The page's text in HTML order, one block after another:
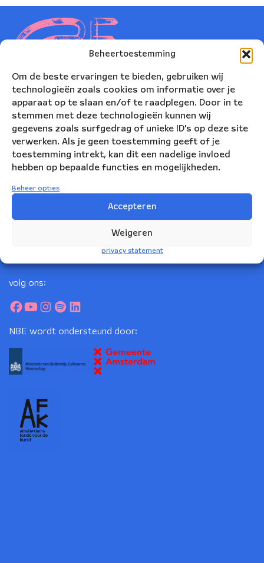
Beheertoestemming
Om de beste ervaringen te bieden, gebruiken wij
technologieën zoals cookies om informatie over je
apparaat op te slaan en/of te raadplegen. Door in te
stemmen met deze technologieën kunnen wij
gegevens zoals surfgedrag of unieke ID's op deze site
verwerken. Als je geen toestemming geeft of je
toestemming intrekt, kan dit een nadelige invloed
hebben op bepaalde functies en mogelijkheden.
Beheer opties
Accepteren
Weigeren
privacy statement
Nederlands Blazers Ensemble
Korte Leidsedwarsstraat 12
volg ons:
NBE wordt ondersteund door: